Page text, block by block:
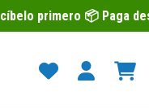
📦 Paga después con